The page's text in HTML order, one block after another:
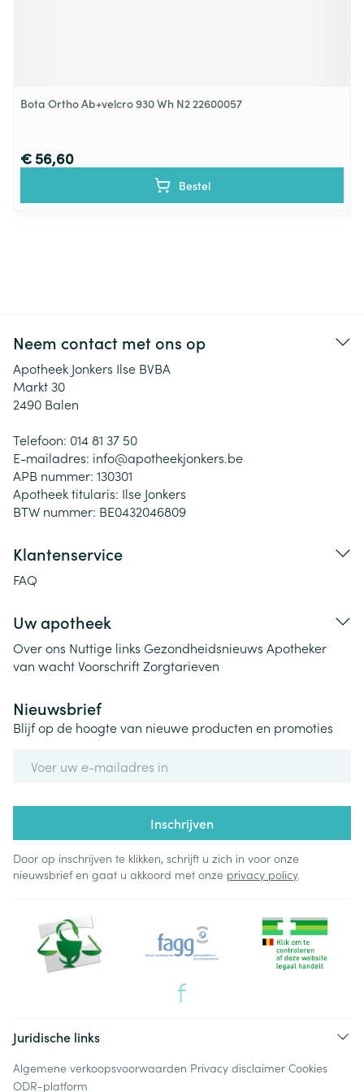
Bota Ortho Ab+velcro 930 Wh N2 22600057
€ 56,60
Bestel
Neem contact met ons op
Apotheek Jonkers Ilse BVBA
Markt 30
2490 Balen
Telefoon: 014 81 37 50
E-mailadres: info@apotheekjonkers.be
APB nummer: 130301
Apotheek titularis: Ilse Jonkers
BTW nummer: BE0432046809
Klantenservice
FAQ
Uw apotheek
Over ons Nuttige links Gezondheidsnieuws Apotheker
van wachtVoorschriftZorgtarieven
Nieuwsbrief
Blijf op de hoogte van nieuwe producten en promoties
Inschrijven
Door op inschrijven te klikken, schrijft u zich in voor onze
nieuwsbrief en gaat u akkoord met onze privacy policy.
Juridische links
Algemene verkoopsvoorwaarden Privacy disclaimer Cookies
ODR-platform